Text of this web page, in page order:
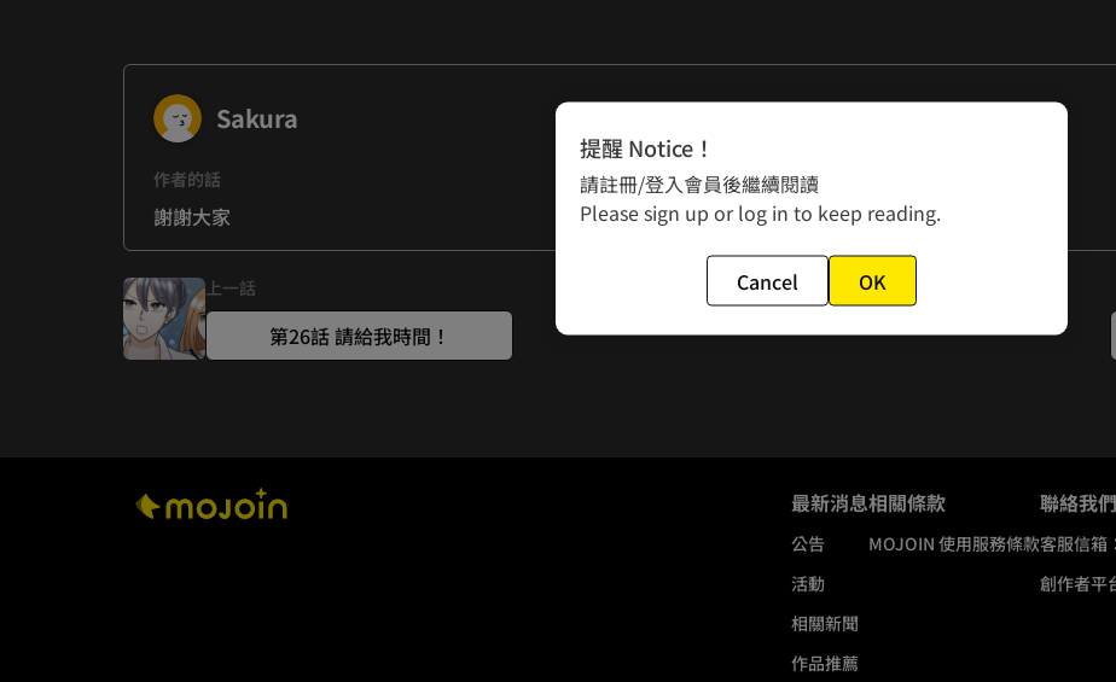
Sakura
作者的話
謝謝大家
上一話
第26話 請給我時間！
最新消息
公告
活動
相關新聞
作品推薦
相關條款
MOJOIN 使用服務條款
聯絡我們
客服信箱：
創作者平
提醒 Notice！
請註冊/登入會員後繼續閱讀
Please sign up or log in to keep reading.
Cancel OK